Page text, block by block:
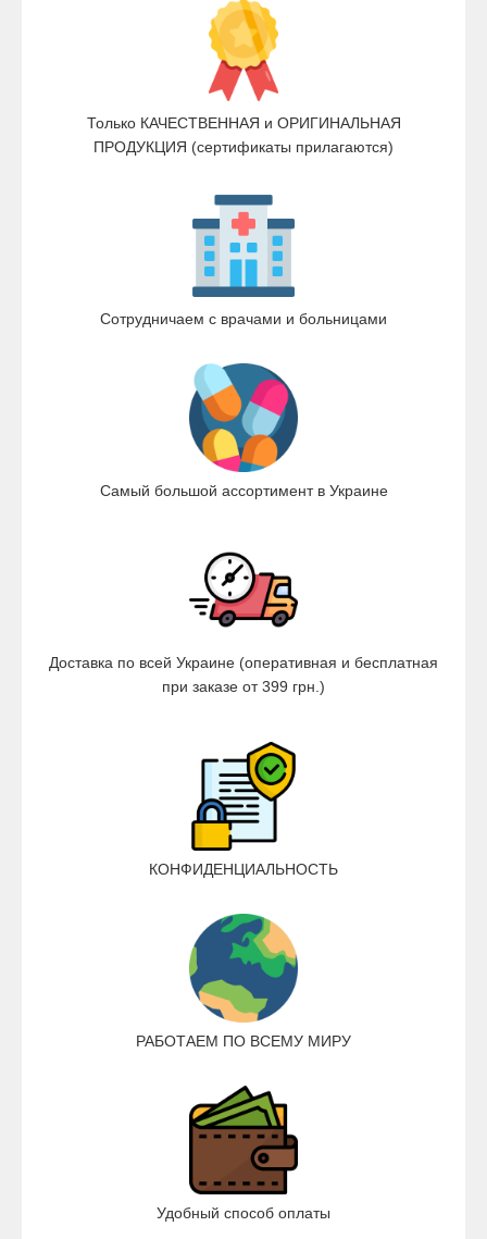
Только КАЧЕСТВЕННАЯ и ОРИГИНАЛЬНАЯ
ПРОДУКЦИЯ (сертификаты прилагаются)
Сотрудничаем с врачами и больницами
Самый большой ассортимент в Украине
Доставка по всей Украине (оперативная и бесплатная
при заказе от 399 грн.)
КОНФИДЕНЦИАЛЬНОСТЬ
РАБОТАЕМ ПО ВСЕМУ МИРУ
Удобный способ оплаты